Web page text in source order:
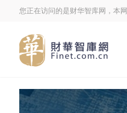
您正在访问的是财华智库网，本